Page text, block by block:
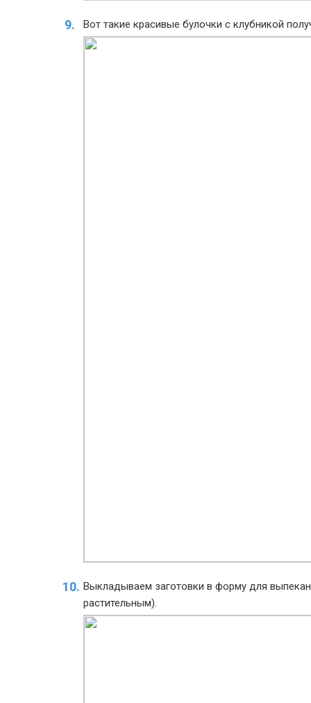
Вот такие красивые булочки с клубникой
Выкладываем заготовки в форму для
растительным).